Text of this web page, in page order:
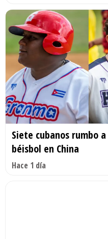
Siete cubanos rumbo
béisbol en China
Hace 1 día